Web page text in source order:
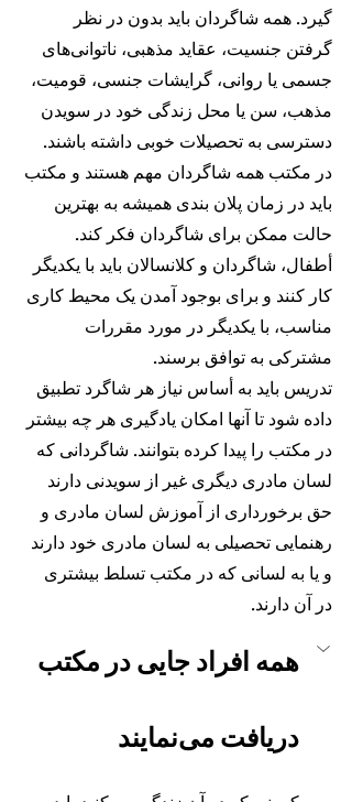
گیرد. همه شاگردان باید بدون در نظر
گرفتن جنسیت، عقاید مذهبی، ناتوانی‌های
جسمی یا روانی، گرایشات جنسی، قومیت،
مذهب، سن یا محل زندگی خود در سویدن
دسترسی به تحصیلات خوبی داشته باشند.
در مکتب همه شاگردان مهم هستند و مکتب
باید در زمان پلان بندی همیشه به بهترین
حالت ممکن برای شاگردان فکر کند.
أطفال، شاگردان و کلانسالان باید با یکدیگر
کار کنند و برای بوجود آمدن یک محیط کاری
مناسب، با یکدیگر در مورد مقررات
مشترکی به توافق برسند.
تدریس باید به أساس نیاز هر شاگرد تطبیق
داده شود تا آنها امکان یادگیری هر چه بیشتر
در مکتب را پیدا کرده بتوانند. شاگردانی که
لسان مادری دیگری غیر از سویدنی دارند
حق برخورداری از آموزش لسان مادری و
رهنمایی تحصیلی به لسان مادری خود دارند
و یا به لسانی که در مکتب تسلط بیشتری
در آن دارند.
همه افراد جایی در مکتب
دریافت می‌نمایند